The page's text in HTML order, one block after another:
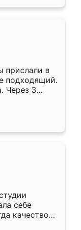
прислали в
подходящий.
Через 3
Остались
себе
качеством
уже почти